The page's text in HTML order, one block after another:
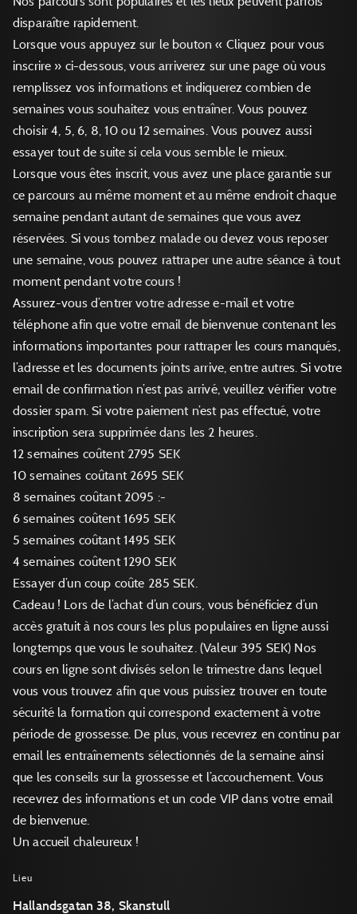
disparaître rapidement.
Lorsque vous appuyez sur le bouton « Cliquez pour vous
inscrire » ci-dessous, vous arriverez sur une page où vous
remplissez vos informations et indiquerez combien de
semaines vous souhaitez vous entraîner. Vous pouvez
choisir 4, 5, 6, 8, 10 ou 12 semaines. Vous pouvez aussi
essayer tout de suite si cela vous semble le mieux.
Lorsque vous êtes inscrit, vous avez une place garantie sur
ce parcours au même moment et au même endroit chaque
semaine pendant autant de semaines que vous avez
réservées. Si vous tombez malade ou devez vous reposer
une semaine, vous pouvez rattraper une autre séance à tout
moment pendant votre cours !
Assurez-vous d’entrer votre adresse e-mail et votre
téléphone afin que votre email de bienvenue contenant les
informations importantes pour rattraper les cours manqués,
l’adresse et les documents joints arrive, entre autres. Si votre
email de confirmation n’est pas arrivé, veuillez vérifier votre
dossier spam. Si votre paiement n’est pas effectué, votre
inscription sera supprimée dans les 2 heures.
12 semaines coûtent 2795 SEK
10 semaines coûtant 2695 SEK
8 semaines coûtant 2095 :-
6 semaines coûtent 1695 SEK
5 semaines coûtant 1495 SEK
4 semaines coûtent 1290 SEK
Essayer d’un coup coûte 285 SEK.
Cadeau ! Lors de l’achat d’un cours, vous bénéficiez d’un
accès gratuit à nos cours les plus populaires en ligne aussi
longtemps que vous le souhaitez. (Valeur 395 SEK) Nos
cours en ligne sont divisés selon le trimestre dans lequel
vous vous trouvez afin que vous puissiez trouver en toute
sécurité la formation qui correspond exactement à votre
période de grossesse. De plus, vous recevrez en continu par
email les entraînements sélectionnés de la semaine ainsi
que les conseils sur la grossesse et l’accouchement. Vous
recevrez des informations et un code VIP dans votre email
de bienvenue.
Un accueil chaleureux !
Lieu
Hallandsgatan 38, Skanstull